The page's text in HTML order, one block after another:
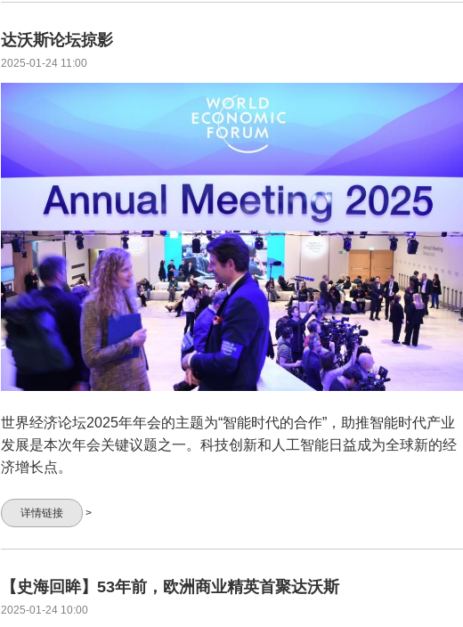
达沃斯论坛掠影
2025-01-24 11:00
世界经济论坛2025年年会的主题为“智能时代的合作”，助推智能时代产业
发展是本次年会关键议题之一。科技创新和人工智能日益成为全球新的经
济增长点。
详情链接 >
【史海回眸】53年前，欧洲商业精英首聚达沃斯
2025-01-24 10:00